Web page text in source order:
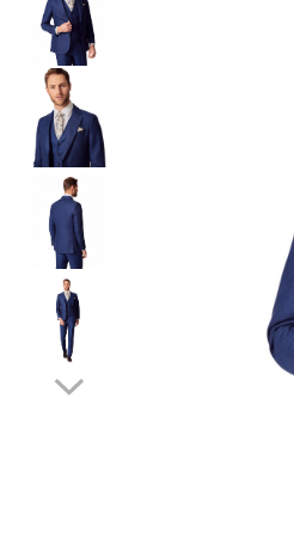
Geci de piele bărbați
Costume la comandă
Paltoane bărbați
Accesorii bărbați
Lavalieră costum
Butoni cămașă mire
Papioane bărbați
Ace Pin pentru Guler Cămașă
Rochii de mireasă 2027
Pantofi de mireasă
Costume damă elegante